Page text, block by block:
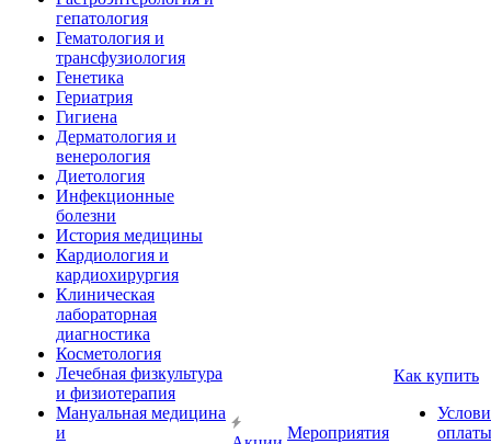
гепатология
Гематология и
трансфузиология
Генетика
Гериатрия
Гигиена
Дерматология и
венерология
Диетология
Инфекционные
болезни
История медицины
Кардиология и
кардиохирургия
Клиническая
лабораторная
диагностика
Косметология
Лечебная физкультура
и физиотерапия
Мануальная медицина
и
Мероприятия
Как купить
оплаты